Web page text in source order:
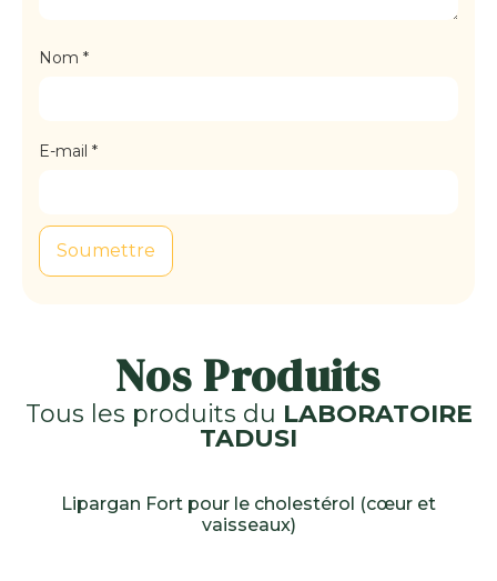
Nom *
E-mail *
Nos Produits
Tous les produits du LABORATOIRE
TADUSI
Lipargan Fort pour le cholestérol (cœur et
vaisseaux)